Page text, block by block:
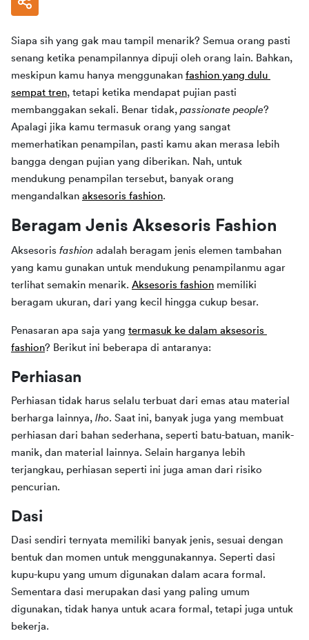
Siapa sih yang gak mau tampil menarik? Semua orang pasti
senang ketika penampilannya dipuji oleh orang lain. Bahkan,
meskipun kamu hanya menggunakan fashion yang dulu
sempat tren, tetapi ketika mendapat pujian pasti
membanggakan sekali. Benar tidak, passionate people?
Apalagi jika kamu termasuk orang yang sangat
memerhatikan penampilan, pasti kamu akan merasa lebih
bangga dengan pujian yang diberikan. Nah, untuk
mendukung penampilan tersebut, banyak orang
mengandalkan aksesoris fashion.
Beragam Jenis Aksesoris Fashion
Aksesoris fashion adalah beragam jenis elemen tambahan
yang kamu gunakan untuk mendukung penampilanmu agar
terlihat semakin menarik. Aksesoris fashion memiliki
beragam ukuran, dari yang kecil hingga cukup besar.
Penasaran apa saja yang termasuk ke dalam aksesoris
fashion? Berikut ini beberapa di antaranya:
Perhiasan
Perhiasan tidak harus selalu terbuat dari emas atau material
berharga lainnya, lho. Saat ini, banyak juga yang membuat
perhiasan dari bahan sederhana, seperti batu-batuan, manik-
manik, dan material lainnya. Selain harganya lebih
terjangkau, perhiasan seperti ini juga aman dari risiko
pencurian.
Dasi
Dasi sendiri ternyata memiliki banyak jenis, sesuai dengan
bentuk dan momen untuk menggunakannya. Seperti dasi
kupu-kupu yang umum digunakan dalam acara formal.
Sementara dasi merupakan dasi yang paling umum
digunakan, tidak hanya untuk acara formal, tetapi juga untuk
bekerja.